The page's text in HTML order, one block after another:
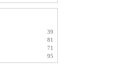
39
81
71
95